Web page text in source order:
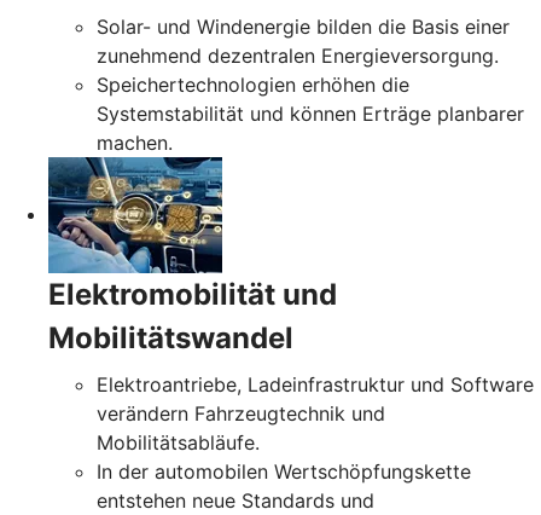
Solar- und Windenergie bilden die Basis einer
zunehmend dezentralen Energieversorgung.
Speichertechnologien erhöhen die
Systemstabilität und können Erträge planbarer
machen.
Elektromobilität und
Mobilitätswandel
Elektroantriebe, Ladeinfrastruktur und Software
verändern Fahrzeugtechnik und
Mobilitätsabläufe.
In der automobilen Wertschöpfungskette
entstehen neue Standards und